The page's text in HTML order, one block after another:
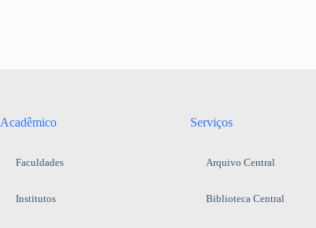
Acadêmico
Faculdades
Institutos
Serviços
Arquivo Central
Biblioteca Central